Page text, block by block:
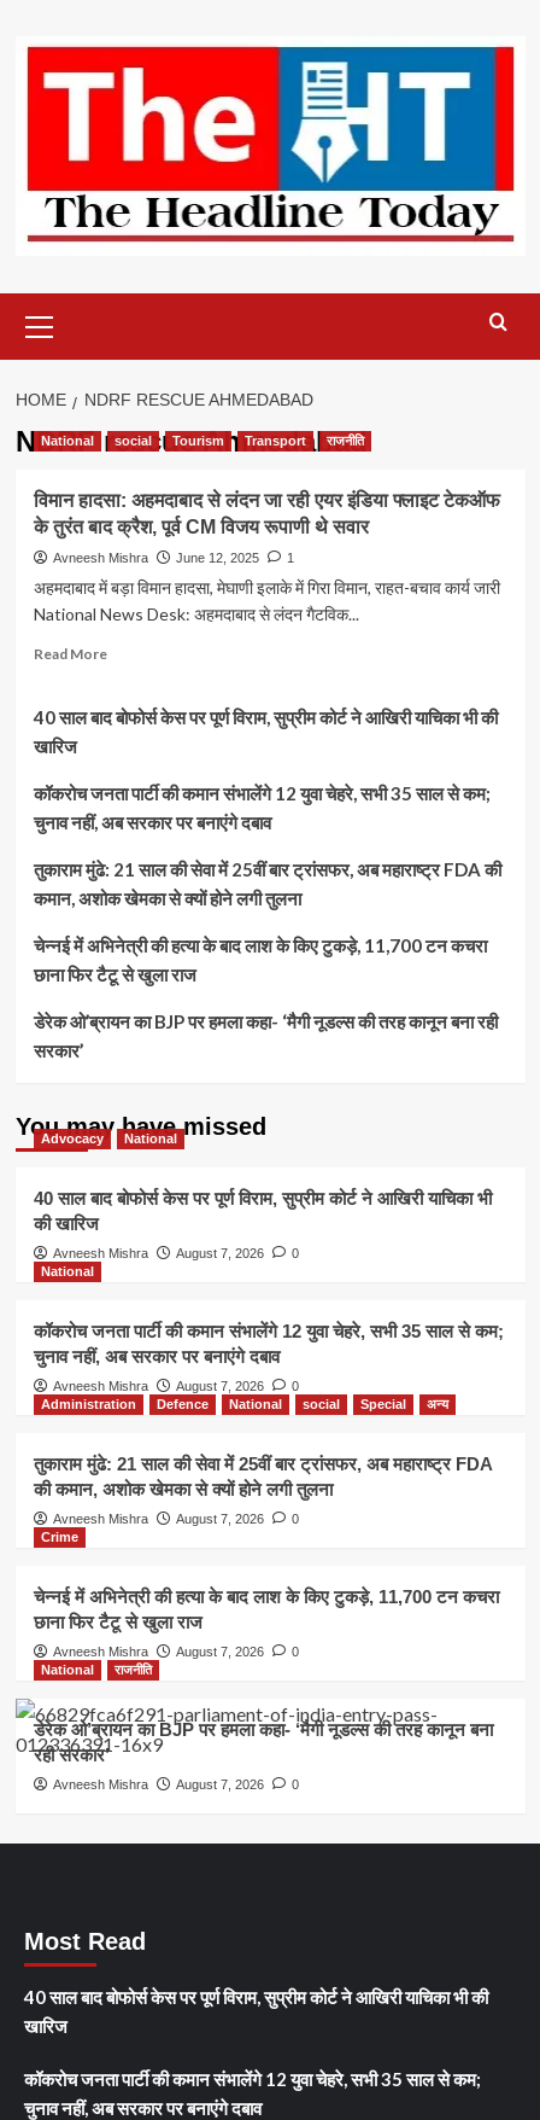
content
Menu
HOME NDRF RESCUE AHMEDABAD
NDRF rescue Ahmedabad
National social Tourism Transport राजनीति
विमान हादसा: अहमदाबाद से लंदन जा रही एयर इंडिया फ्लाइट टेकऑफ
के तुरंत बाद क्रैश, पूर्व CM विजय रूपाणी थे सवार
Avneesh Mishra June 12, 2025 1
अहमदाबाद में बड़ा विमान हादसा, मेघाणी इलाके में गिरा विमान, राहत-बचाव कार्य जारी
National News Desk: अहमदाबाद से लंदन गैटविक...
Read MoreRead
विमान
से
जा
एयर
इंडिया
टेकऑफ
के
बाद
रूपाणी
थे
40 साल बाद बोफोर्स केस पर पूर्ण विराम, सुप्रीम कोर्ट ने आखिरी याचिका भी की
खारिज
कॉकरोच जनता पार्टी की कमान संभालेंगे 12 युवा चेहरे, सभी 35 साल से कम;
चुनाव नहीं, अब सरकार पर बनाएंगे दबाव
तुकाराम मुंढे: 21 साल की सेवा में 25वीं बार ट्रांसफर, अब महाराष्ट्र FDA की
कमान, अशोक खेमका से क्यों होने लगी तुलना
चेन्नई में अभिनेत्री की हत्या के बाद लाश के किए टुकड़े, 11,700 टन कचरा
छाना फिर टैटू से खुला राज
डेरेक ओ’ब्रायन का BJP पर हमला कहा- ‘मैगी नूडल्स की तरह कानून बना रही
सरकार’
You may have missed
Advocacy National
40 साल बाद बोफोर्स केस पर पूर्ण विराम, सुप्रीम कोर्ट ने आखिरी याचिका भी
की खारिज
Avneesh Mishra August 7, 2026
0
National
कॉकरोच जनता पार्टी की कमान संभालेंगे 12 युवा चेहरे, सभी 35 साल से कम;
चुनाव नहीं, अब सरकार पर बनाएंगे दबाव
Avneesh Mishra August 7, 2026
0
Administration
Defence National social Special अन्य
तुकाराम मुंढे: 21 साल की सेवा में 25वीं बार ट्रांसफर, अब महाराष्ट्र FDA
की कमान, अशोक खेमका से क्यों होने लगी तुलना
Avneesh Mishra August 7, 2026
0
Crime
चेन्नई में अभिनेत्री की हत्या के बाद लाश के किए टुकड़े, 11,700 टन कचरा
छाना फिर टैटू से खुला राज
Avneesh Mishra August 7, 2026
0
National
राजनीति
डेरेक ओ’ब्रायन का BJP पर हमला कहा- ‘मैगी नूडल्स की तरह कानून बना
रही सरकार’
Avneesh Mishra August 7, 2026 0
Most Read
40 साल बाद बोफोर्स केस पर पूर्ण विराम, सुप्रीम कोर्ट ने आखिरी याचिका भी की
खारिज
कॉकरोच जनता पार्टी की कमान संभालेंगे 12 युवा चेहरे, सभी 35 साल से कम;
चुनाव नहीं, अब सरकार पर बनाएंगे दबाव